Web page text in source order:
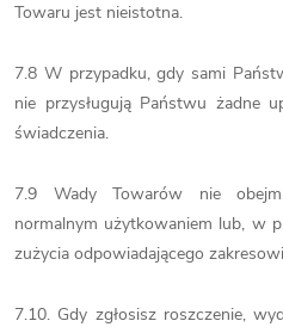
Towaru jest nieistotna.
7.8 W przypadku, gdy sami
nie przysługują Państwu żadne
świadczenia.
7.9 Wady Towarów nie
normalnym użytkowaniem lub, w
zużycia odpowiadającego
7.10. Gdy zgłosisz roszczenie,